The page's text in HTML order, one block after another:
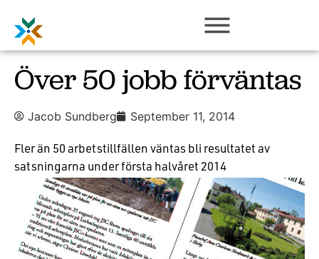
Över 50 jobb förväntas
Jacob Sundberg September 11, 2014
Fler än 50 arbetstillfällen väntas bli resultatet av
satsningarna under första halvåret 2014